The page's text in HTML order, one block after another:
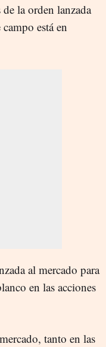
la orden lanzada
está en
al mercado para
en las acciones
tanto en las